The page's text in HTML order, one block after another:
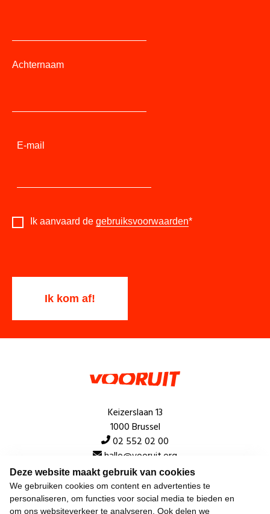
Deze website maakt gebruik van cookies
We gebruiken cookies om content en advertenties te
personaliseren, om functies voor social media te bieden en
om ons websiteverkeer te analyseren. Ook delen we
Achternaam
E-mail
Ik aanvaard de gebruiksvoorwaarden*
Keizerslaan 13
1000 Brussel
02 552 02 00
hallo@vooruit.org
Snel